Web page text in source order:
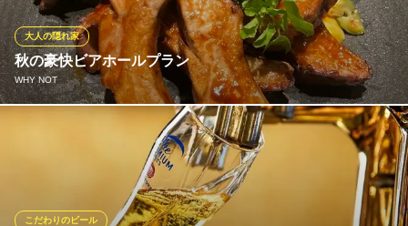
抜き、 きめ細やかでクリーミーな泡立ちと、なめらかな喉越しを
実現しました。 お仕事帰りの乾杯を、極上の喜びに変えてくれま
す。
ニュー町中華酒場 本氣のビールと餃子ママ
和×中華料理の町酒場
福岡県福岡市博多区美野島1-9-7
秋の豪快ビアホールプラン
WHY NOT
大人の隠れ家
好評につきビアホール営業第2弾好評開催中です ビュッフェでは
味わえないクオリティのお料理を大皿のシェアスタイルで楽しめ
ます 職場のちょっとした懇親会や飲み会、女子会やデートにもオ
こだわりのビール